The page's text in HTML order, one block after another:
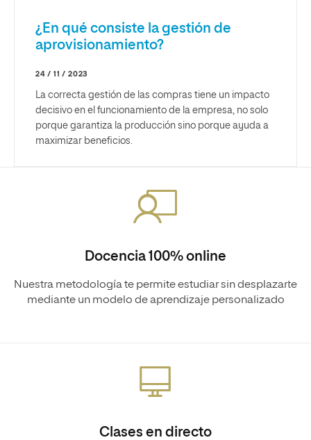
¿En qué consiste la gestión de
aprovisionamiento?
24 / 11 / 2023
La correcta gestión de las compras tiene un impacto
decisivo en el funcionamiento de la empresa, no solo
porque garantiza la producción sino porque ayuda a
maximizar beneficios.
Docencia 100% online
Nuestra metodología te permite estudiar sin desplazarte
mediante un modelo de aprendizaje personalizado
Clases en directo